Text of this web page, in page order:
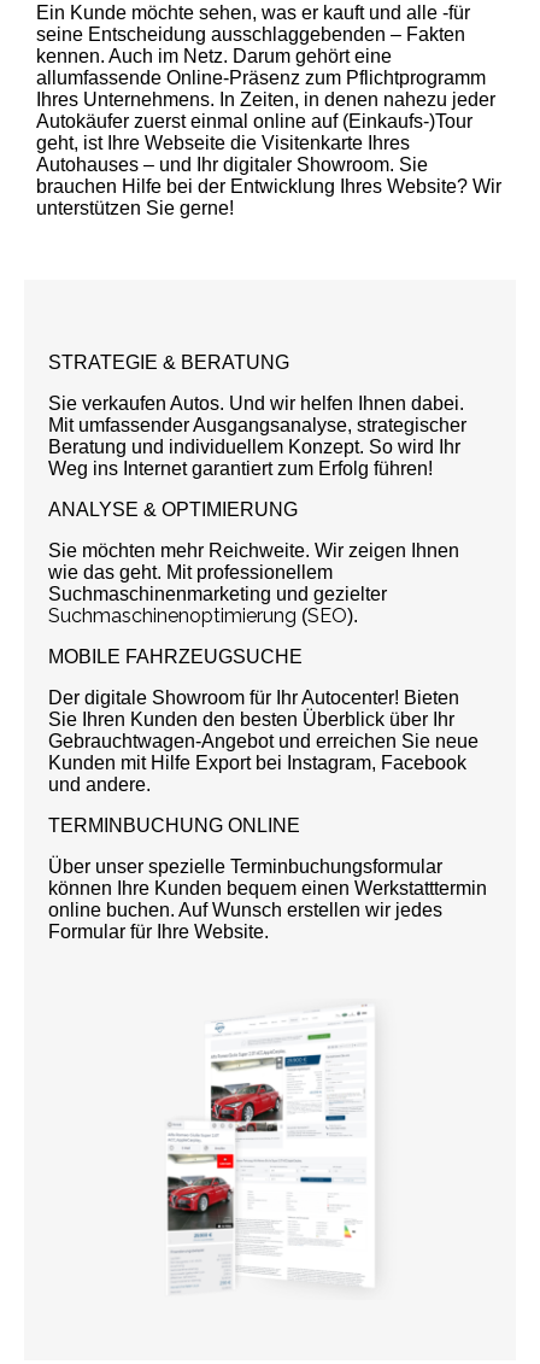
Ein Kunde möchte sehen, was er kauft und alle -für
seine Entscheidung ausschlaggebenden – Fakten
kennen. Auch im Netz. Darum gehört eine
allumfassende Online-Präsenz zum Pflichtprogramm
Ihres Unternehmens. In Zeiten, in denen nahezu jeder
Autokäufer zuerst einmal online auf (Einkaufs-)Tour
geht, ist Ihre Webseite die Visitenkarte Ihres
Autohauses – und Ihr digitaler Showroom. Sie
brauchen Hilfe bei der Entwicklung Ihres Website? Wir
unterstützen Sie gerne!
STRATEGIE & BERATUNG
Sie verkaufen Autos. Und wir helfen Ihnen dabei.
Mit umfassender Ausgangsanalyse, strategischer
Beratung und individuellem Konzept. So wird Ihr
Weg ins Internet garantiert zum Erfolg führen!
ANALYSE & OPTIMIERUNG
Sie möchten mehr Reichweite. Wir zeigen Ihnen
wie das geht. Mit professionellem
Suchmaschinenmarketing und gezielter
Suchmaschinenoptimierung (SEO).
MOBILE FAHR­ZEUG­SU­CHE
Der digitale Showroom für Ihr Autocenter! Bieten
Sie Ihren Kunden den besten Überblick über Ihr
Gebrauchtwagen-Angebot und erreichen Sie neue
Kunden mit Hilfe Export bei Instagram, Facebook
und andere.
TERMINBUCHUNG ONLINE
Über unser spezielle Terminbuchungsformular
können Ihre Kunden bequem einen Werkstatttermin
online buchen. Auf Wunsch erstellen wir jedes
Formular für Ihre Website.